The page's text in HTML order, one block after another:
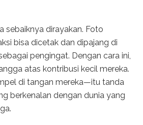
sebaiknya dirayakan. Foto
bisa dicetak dan dipajang di
pengingat. Dengan cara ini,
atas kontribusi kecil mereka.
di tangan mereka—itu tanda
berkenalan dengan dunia yang